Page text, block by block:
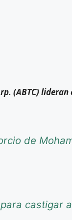
(ABTC)
de
castigar